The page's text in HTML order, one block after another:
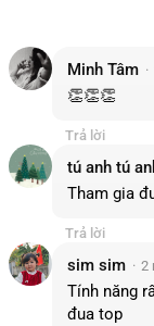
Minh Tâm
👏👏👏
Trả lời
tú anh tú
Tham gia
Trả lời
sim sim 2
Tính năng
đua top